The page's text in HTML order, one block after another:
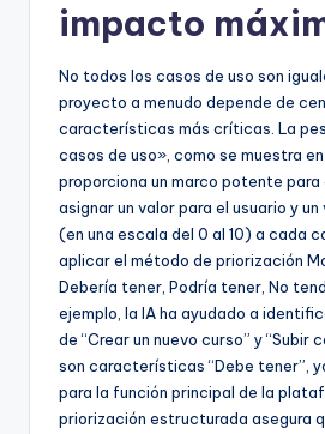
impacto
No todos los casos de uso son
proyecto a menudo depende de
características más críticas. La
casos de uso», como se muestra en
proporciona un marco potente
asignar un valor para el usuario y
(en una escala del 0 al 10) a cada
aplicar el método de priorización
Debería tener, Podría tener, No
ejemplo, la IA ha ayudado a
de “Crear un nuevo curso” y “Subir
son características “Debe tener”,
para la función principal de la
priorización estructurada asegura